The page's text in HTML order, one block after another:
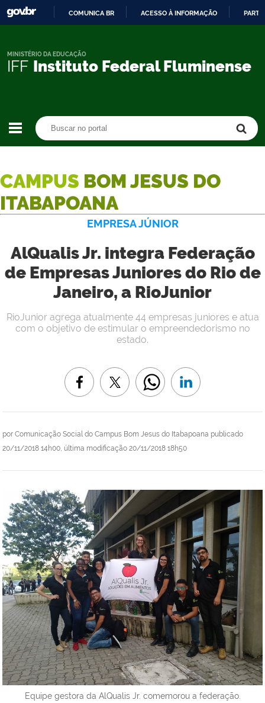
CONTEÚDO
COMUNICA BR ACESSO À INFORMAÇÃO
IFF Instituto Federal Fluminense
MINISTÉRIO DA EDUCAÇÃO
CAMPUS BOM JESUS DO
ITABAPOANA
EMPRESA JÚNIOR
AlQualis Jr. integra Federação
de Empresas Juniores do Rio de
Janeiro, a RioJunior
por Comunicação Social do Campus Bom Jesus do Itabapoana publicado
20/11/2018 14h00, última modificação 20/11/2018 18h50
RioJunior agrega atualmente 44 empresas juniores e atua
com o objetivo de estimular o empreendedorismo no
estado.
Equipe gestora da AlQualis Jr. comemorou a federação.